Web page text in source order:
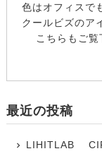
色はオフィスで
クールビズのア
こちらもご
最近の投稿
LIHITLAB